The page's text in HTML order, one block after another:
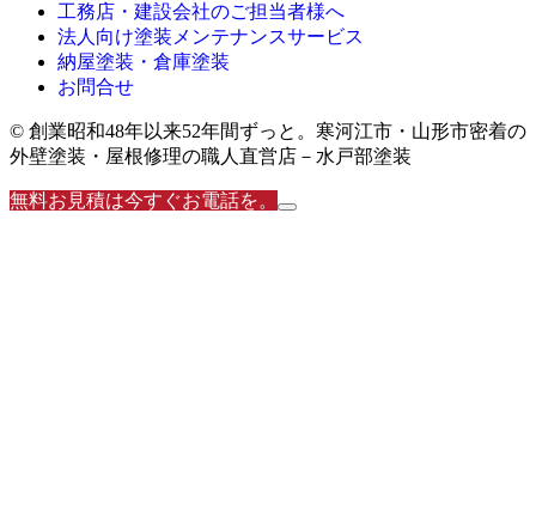
工務店・建設会社のご担当者様へ
法人向け塗装メンテナンスサービス
納屋塗装・倉庫塗装
お問合せ
© 創業昭和48年以来52年間ずっと。寒河江市・山形市密着の
外壁塗装・屋根修理の職人直営店－水戸部塗装
無料お見積は今すぐお電話を。